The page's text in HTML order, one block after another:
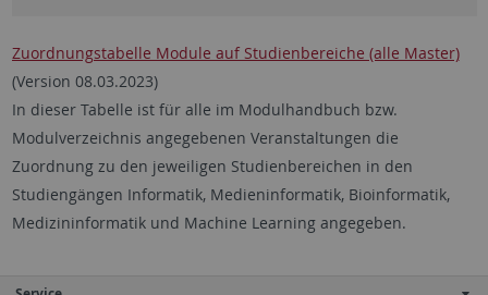
Zuordnungstabelle Module auf Studienbereiche (alle Master)
(Version 08.03.2023)
In dieser Tabelle ist für alle im Modulhandbuch bzw.
Modulverzeichnis angegebenen Veranstaltungen die
Zuordnung zu den jeweiligen Studienbereichen in den
Studiengängen Informatik, Medieninformatik, Bioinformatik,
Medizininformatik und Machine Learning angegeben.